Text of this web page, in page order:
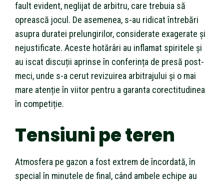
fault evident, neglijat de arbitru, care trebuia să
oprească jocul. De asemenea, s-au ridicat întrebări
asupra duratei prelungirilor, considerate exagerate și
nejustificate. Aceste hotărâri au inflamat spiritele și
au iscat discuții aprinse în conferința de presă post-
meci, unde s-a cerut revizuirea arbitrajului și o mai
mare atenție în viitor pentru a garanta corectitudinea
în competiție.
Tensiuni pe teren
Atmosfera pe gazon a fost extrem de încordată, în
special în minutele de final, când ambele echipe au